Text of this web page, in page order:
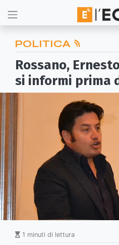
POLITICA
Rossano,
si informi prima
1 minuti di lettura